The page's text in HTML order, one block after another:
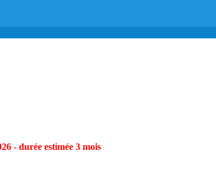
- durée estimée 3 mois